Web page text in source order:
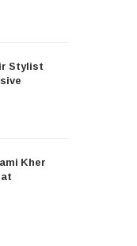
Stylist
Kher